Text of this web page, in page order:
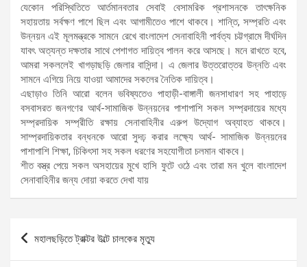
যেকোন পরিস্থিতিতে আর্তমানবতার সেবাই বেসামরিক প্রশাসনকে তাৎক্ষনিক
সহায়তায় সর্বক্ষণ পাশে ছিল এবং আগামীতেও পাশে থাকবে। শান্তি, সম্প্রতি এবং
উন্নয়ন এই মূলমন্ত্রকে সামনে রেখে বাংলাদেশ সেনাবাহিনী পার্বত্য চট্টগ্রামে দীর্ঘদিন
যাবৎ অত্যন্ত দক্ষতার সাথে পেশাগত দায়িত্ব পালন করে আসছে। মনে রাখতে হবে,
আমরা সকললেই খাগড়াছড়ি জেলার বাসিন্দা। এ জেলার উত্তরোত্তর উন্নতি এবং
সামনে এগিয়ে নিয়ে যাওয়া আমাদের সকলের নৈতিক দায়িত্ব।
এছাড়াও তিনি আরো বলেন ভবিষ্যতেও পাহাড়ী-বাঙ্গালী জনসাধারণ সহ পাহাড়ে
বসবাসরত জনগণের আর্থ-সামাজিক উন্নয়নের পাশাপাশি সকল সম্প্রদায়ের মধ্যে
সম্প্রদায়িক সম্প্রীতি রক্ষায় সেনাবাহিনীর এরুপ উদ্যোগ অব্যাহত থাকবে।
সাম্প্রদায়িকতার বন্ধনকে আরো সুদঢ় করার লক্ষ্যে আর্থ- সামাজিক উন্নয়নের
পাশাপাশি শিক্ষা, চিকিৎসা সহ সকল ধরণের সহযোগীতা চলমান থাকবে।
শীত বস্ত্র পেয়ে সকল অসহায়ের মুখে হাসি ফুটে ওঠে এবং তারা মন খুলে বাংলাদেশ
সেনাবাহিনীর জন্য দোয়া করতে দেখা যায়
Post
navigation
মহালছড়িতে ট্রাক্টর উল্টে চালকের মৃত্যু